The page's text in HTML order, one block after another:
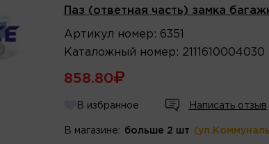
Паз (ответная часть) замка
Артикул номер : 6351
Каталожный номер : 2111610004030
858.80
В избранное Написать отзыв
В магазине: больше 2 шт